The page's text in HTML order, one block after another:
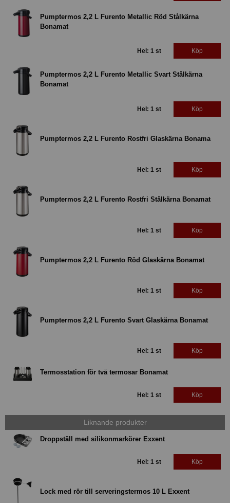
Pumptermos 2,2 L Furento Metallic Röd Stålkärna
Bonamat
Hel: 1 st Köp
Pumptermos 2,2 L Furento Metallic Svart Stålkärna
Bonamat
Hel: 1 st Köp
Pumptermos 2,2 L Furento Rostfri Glaskärna Bonama
Hel: 1 st Köp
Pumptermos 2,2 L Furento Rostfri Stålkärna Bonamat
Hel: 1 st Köp
Pumptermos 2,2 L Furento Röd Glaskärna Bonamat
Hel: 1 st Köp
Pumptermos 2,2 L Furento Svart Glaskärna Bonamat
Hel: 1 st Köp
Termosstation för två termosar Bonamat
Hel: 1 st Köp
Liknande produkter
Droppställ med silikonmarkörer Exxent
Hel: 1 st Köp
Lock med rör till serveringstermos 10 L Exxent